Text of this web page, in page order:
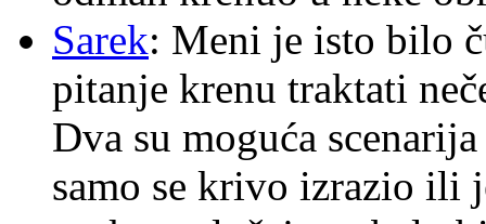
Sarek: Meni je isto bilo
pitanje krenu traktati
Dva su moguća
samo se krivo izrazio ili